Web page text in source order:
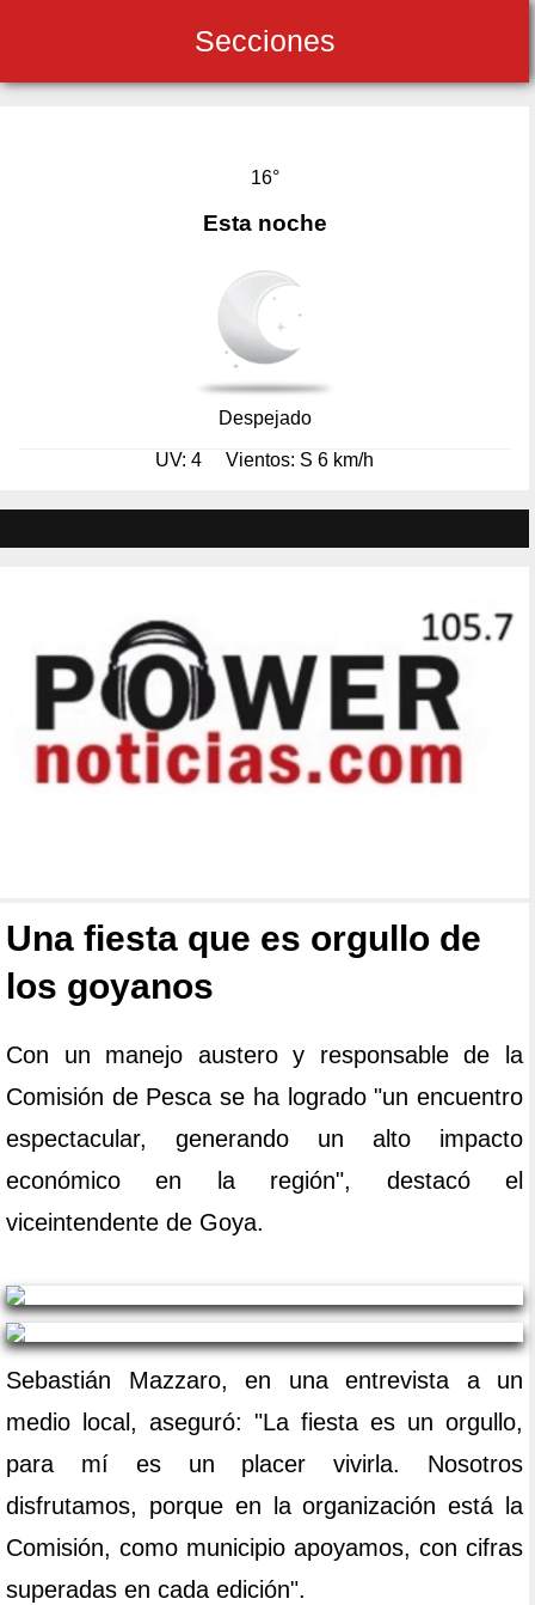
Secciones
16°
Esta noche
Despejado
UV: 4 Vientos: S 6 km/h
Una fiesta que es orgullo de
los goyanos
Con un manejo austero y responsable de la
Comisión de Pesca se ha logrado "un encuentro
espectacular, generando un alto impacto
económico en la región", destacó el
viceintendente de Goya.
Sebastián Mazzaro, en una entrevista a un
medio local, aseguró: "La fiesta es un orgullo,
para mí es un placer vivirla. Nosotros
disfrutamos, porque en la organización está la
Comisión, como municipio apoyamos, con cifras
superadas en cada edición".